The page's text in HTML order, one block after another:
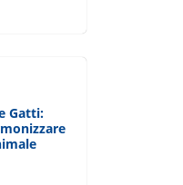
Gatti: